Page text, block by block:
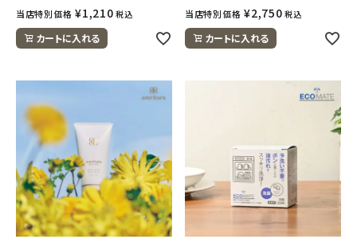
当店特別価格 ¥1,210 税込
カートに入れる
当店特別価格 ¥2,750 税込
カートに入れる